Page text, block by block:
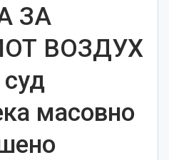
ЗА
ВОЗДУХ
масовно